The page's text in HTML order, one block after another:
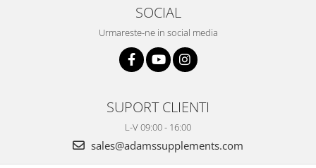
SOCIAL
Urmareste-ne in social media
SUPORT CLIENTI
L-V 09:00 - 16:00
sales@adamssupplements.com